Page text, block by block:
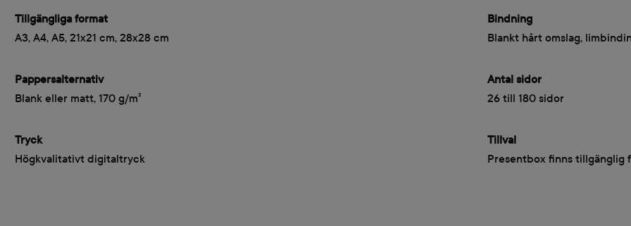
Tillgängliga format
A3, A4, A5, 21x21 cm, 28x28 cm
Pappersalternativ
Blank eller matt, 170 g/m²
Tryck
Högkvalitativt digitaltryck
Bindning
Blankt hårt omslag,
Antal sidor
26 till 180 sidor
Tillval
Presentbox finns tillgänglig